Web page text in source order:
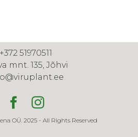
+372 51970511
mnt. 135, Jõhvi
OÜ. 2025 - All Rights Reserved